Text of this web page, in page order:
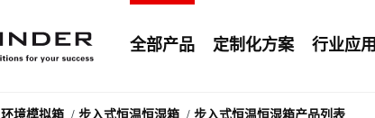
全部产品 定制化方案 行业应用